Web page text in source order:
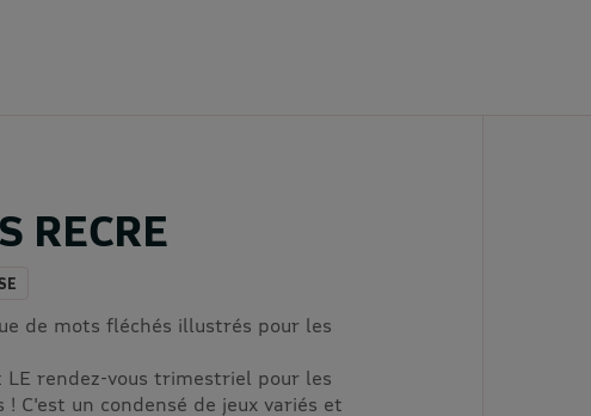
RECRE
de mots fléchés illustrés pour les
LE rendez-vous trimestriel pour les
! C'est un condensé de jeux variés et